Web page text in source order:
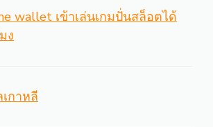
wallet เข้าเล่นเกมปั่นสล็อตได้
ง
กาหลี